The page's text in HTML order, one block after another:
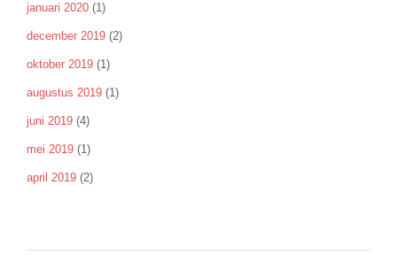
januari 2020 (1)
december 2019 (2)
oktober 2019 (1)
augustus 2019 (1)
juni 2019 (4)
mei 2019 (1)
april 2019 (2)